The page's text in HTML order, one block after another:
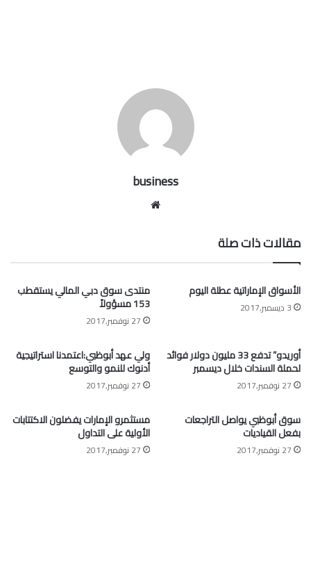
business
مقالات ذات صلة
الأسواق الإماراتية عطلة اليوم
3 ديسمبر,2017
منتدى سوق دبي المالي يستقطب
153 مسؤولاً
27 نوفمبر,2017
أوريدو” تدفع 33 مليون دولار فوائد
لحملة السندات خلال ديسمبر
27 نوفمبر,2017
ولي عهد أبوظبي:اعتمدنا استراتيجية
أدنوك للنمو والتوسع
27 نوفمبر,2017
سوق أبوظبي يواصل التراجعات
بفعل القياديات
27 نوفمبر,2017
مستثمرو الإمارات يفضلون الاكتتابات
الأولية على التداول
27 نوفمبر,2017